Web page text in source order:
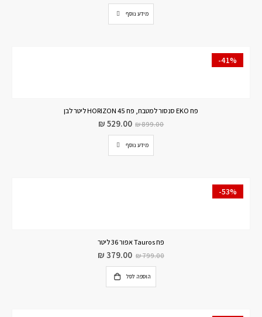
מידע נוסף
-41%
פח EKO סנסור למטבח, פח HORIZON 45 ליטר לבן
₪899.00
₪ 529.00
מידע נוסף
-53%
פח Tauros אפור 36 ליטר
₪799.00
₪ 379.00
הוספה לסל